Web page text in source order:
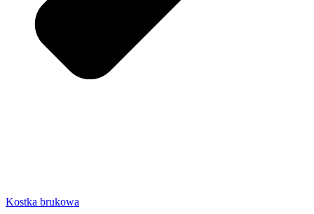
Kostka brukowa